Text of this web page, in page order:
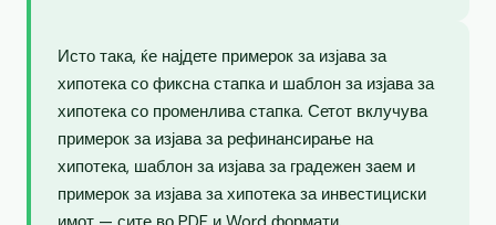
Исто така, ќе најдете примерок за изјава за
хипотека со фиксна стапка и шаблон за изјава за
хипотека со променлива стапка. Сетот вклучува
примерок за изјава за рефинансирање на
хипотека, шаблон за изјава за градежен заем и
примерок за изјава за хипотека за инвестициски